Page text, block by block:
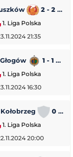
2 - 2
1. Liga Polska
21:35
1 - 1
1. Liga Polska
16:30
0 - 5
1. Liga Polska
20:00